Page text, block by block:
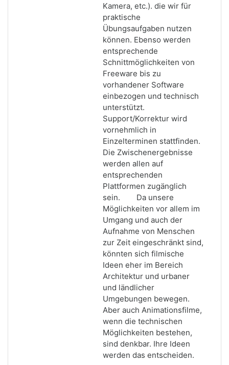
Kamera, etc.). die wir für
praktische
Übungsaufgaben nutzen
können. Ebenso werden
entsprechende
Schnittmöglichkeiten von
Freeware bis zu
vorhandener Software
einbezogen und technisch
unterstützt.
Support/Korrektur wird
vornehmlich in
Einzelterminen stattfinden.
Die Zwischenergebnisse
werden allen auf
entsprechenden
Plattformen zugänglich
sein. Da unsere
Möglichkeiten vor allem im
Umgang und auch der
Aufnahme von Menschen
zur Zeit eingeschränkt sind,
könnten sich filmische
Ideen eher im Bereich
Architektur und urbaner
und ländlicher
Umgebungen bewegen.
Aber auch Animationsfilme,
wenn die technischen
Möglichkeiten bestehen,
sind denkbar. Ihre Ideen
werden das entscheiden.